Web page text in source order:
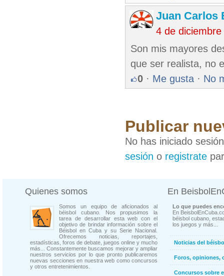
Juan Carlos
4 de
Son mis mayores
que ser realista, no
0 · Me gusta · No
Publicar
No has iniciado
sesión o registrate
Quienes somos
Somos un equipo de aficionados al
béisbol cubano. Nos propusimos la
tarea de desarrollar esta web con el
objetivo de brindar información sobre el
Béisbol en Cuba y su Serie Nacional.
Ofrecemos noticias, reportajes,
estadísticas, foros de debate, juegos online y mucho
más... Constantemente buscamos mejorar y ampliar
nuestros servicios por lo que pronto publicaremos
nuevas secciones en nuestra web como concursos
y otros entretenimientos.
En
Lo que puedes
En
béisbol cubano,
los juegos y más...
Noticias del
Foros, opiniones,
Concursos sobre